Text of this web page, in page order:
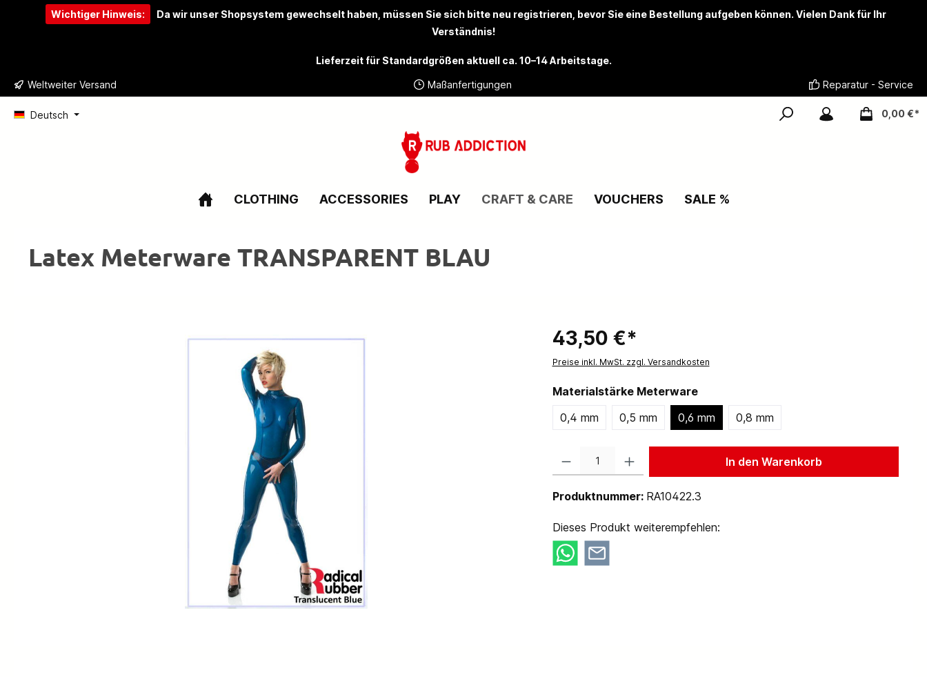
springen Zur Hauptnavigation springen
Wichtiger Hinweis: Da wir unser Shopsystem gewechselt haben, müssen Sie sich bitte neu registrieren , bevor Sie eine Bestellung aufgeben können. Vielen Dank für Ihr
Verständnis!
Lieferzeit für Standardgrößen aktuell ca. 10–14 Arbeitstage.
Weltweiter Versand Maßanfertigungen Reparatur - Service
Deutsch 0,00 €*
CLOTHING ACCESSORIES PLAY CRAFT & CARE VOUCHERS SALE %
Latex Meterware TRANSPARENT BLAU
43,50 €*
Preise inkl. MwSt. zzgl. Versandkosten
Materialstärke Meterware
0,4 mm
0,5 mm 0,6 mm 0,8 mm
In den Warenkorb
Produktnummer: RA10422.3
Dieses Produkt weiterempfehlen: